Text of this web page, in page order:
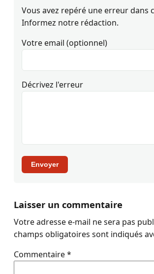
Vous avez repéré une erreur dans
Informez notre rédaction.
Votre email (optionnel)
Décrivez l'erreur
Envoyer
Laisser un commentaire
Votre adresse e-mail ne sera pas
champs obligatoires sont indiqués
Commentaire*